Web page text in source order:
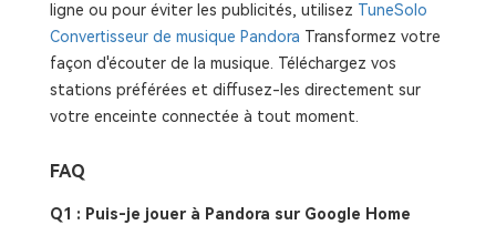
ligne ou pour éviter les publicités, utilisez TuneSolo
Convertisseur de musique Pandora Transformez votre
façon d'écouter de la musique. Téléchargez vos
stations préférées et diffusez-les directement sur
votre enceinte connectée à tout moment.
FAQ
Q1 : Puis-je jouer à Pandora sur Google Home